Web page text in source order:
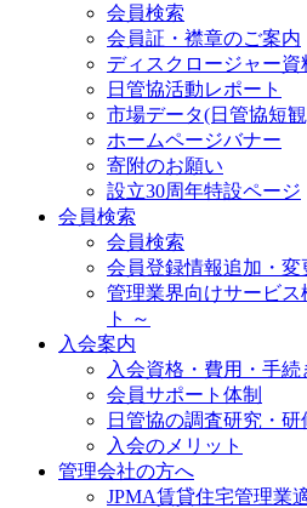
会員検索
会員証・襟章のご案内
ディスクロージャー資
日管協活動レポート
市場データ(日管協短
ホームページバナー
寄附のお願い
設立30周年特設ページ
会員検索
会員検索
会員登録情報追加・変
管理業界向けサービス
ト ～
入会案内
入会資格・費用・手続
会員サポート体制
日管協の調査研究・研
入会のメリット
管理会社の方へ
JPMA賃貸住宅管理業